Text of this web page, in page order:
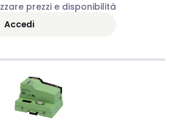
prezzi e disponibilità
Accedi